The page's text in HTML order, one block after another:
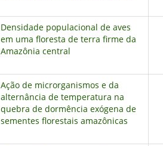
Densidade populacional de aves
em uma floresta de terra firme da
Amazônia central
Ação de microrganismos e da
alternância de temperatura na
quebra de dormência exógena de
sementes florestais amazônicas